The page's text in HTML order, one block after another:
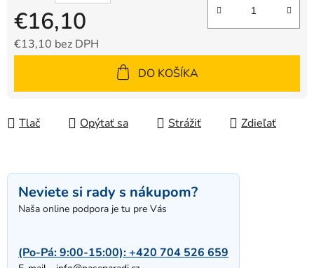
€16,10
€13,10 bez DPH
DO KOŠÍKA
Tlač Opýtať sa Strážiť Zdieľať
Neviete si rady s nákupom?
Naša online podpora je tu pre Vás
(Po-Pá: 9:00-15:00):+420 704 526 659